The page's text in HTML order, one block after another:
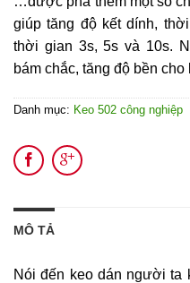
giúp tăng độ kết dính,
thời gian 3s, 5s và 10s.
bám chắc, tăng độ bền
Danh mục: Keo 502 công nghiệp
MÔ TẢ
Nói đến keo dán người ta